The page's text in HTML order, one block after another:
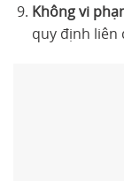
Không vi
quy định liên